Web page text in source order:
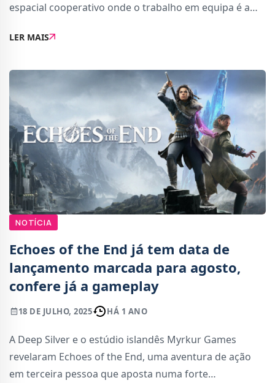
espacial cooperativo onde o trabalho em equipa é a
intergaláctica, os jogadores assumem diferentes p
LER MAIS
NOTÍCIA
Echoes of the End já tem data de
lançamento marcada para agosto,
confere já a gameplay
18 DE JULHO, 2025 HÁ 1 ANO
A Deep Silver e o estúdio islandês Myrkur Games
revelaram Echoes of the End, uma aventura de ação
em terceira pessoa que aposta numa forte